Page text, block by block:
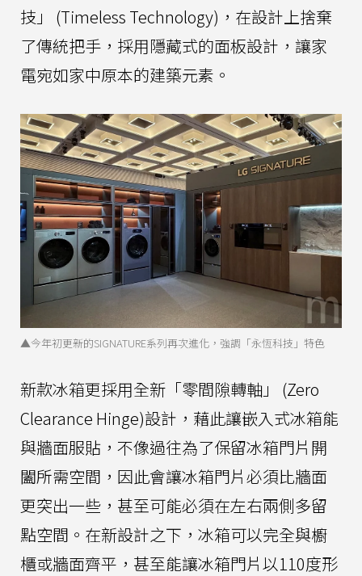
技」 (Timeless Technology)，在設計上捨棄
了傳統把手，採用隱藏式的面板設計，讓家
電宛如家中原本的建築元素。
▲今年初更新的SIGNATURE系列再次進化，強調「永恆科技」特色
新款冰箱更採用全新「零間隙轉軸」 (Zero
Clearance Hinge)設計，藉此讓嵌入式冰箱能
與牆面服貼，不像過往為了保留冰箱門片開
闔所需空間，因此會讓冰箱門片必須比牆面
更突出一些，甚至可能必須在左右兩側多留
點空間。在新設計之下，冰箱可以完全與櫥
櫃或牆面齊平，甚至能讓冰箱門片以110度形